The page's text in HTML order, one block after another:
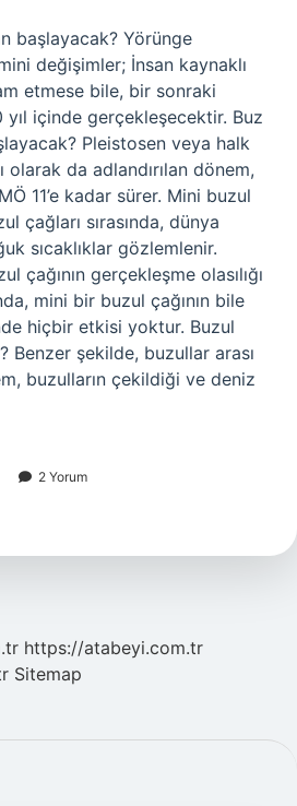
başlayacak? Yörünge
değişimler; İnsan kaynaklı
etmese bile, bir sonraki
yıl içinde gerçekleşecektir. Buz
Pleistosen veya halk
olarak da adlandırılan dönem,
11’e kadar sürer. Mini buzul
çağları sırasında, dünya
sıcaklıklar gözlemlenir.
çağının gerçekleşme olasılığı
mini bir buzul çağının bile
hiçbir etkisi yoktur. Buzul
Benzer şekilde, buzullar arası
buzulların çekildiği ve deniz
2 Yorum
https://atabeyi.com.tr
Sitemap